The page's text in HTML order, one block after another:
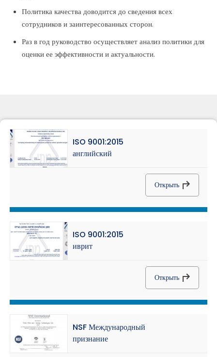
Политика качества доводится до сведения всех
сотрудников и заинтересованных сторон.
Раз в год руководство осуществляет анализ политики для
оценки ее эффективности и актуальности.
ISO 9001:2015
английский
Открыть
ISO 9001:2015
иврит
Открыть
NSF Международный
признание